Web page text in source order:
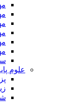
علوم پایه
شیمی